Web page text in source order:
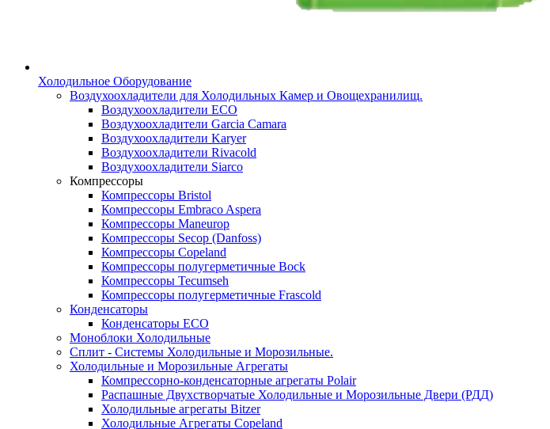
Холодильное Оборудование
Воздухоохладители для Холодильных Камер и Овощехранилищ.
Воздухоохладители ECO
Воздухоохладители Garcia Camara
Воздухоохладители Karyer
Воздухоохладители Rivacold
Воздухоохладители Siarco
Компрессоры
Компрессоры Bristol
Компрессоры Embraco Aspera
Компрессоры Maneurop
Компрессоры Secop (Danfoss)
Компрессоры Copeland
Компрессоры полугерметичные Bock
Компрессоры Tecumseh
Компрессоры полугерметичные Frascold
Конденсаторы
Конденсаторы ECO
Моноблоки Холодильные
Сплит - Системы Холодильные и Морозильные.
Холодильные и Морозильные Агрегаты
Компрессорно-конденсаторные агрегаты Polair
Распашные Двухстворчатые Холодильные и Морозильные Двери (РДД)
Холодильные агрегаты Bitzer
Холодильные Агрегаты Copeland